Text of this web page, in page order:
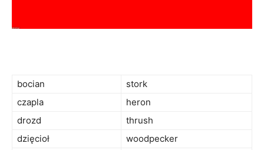
bocian
stork
czapla
heron
drozd
thrush
dzięcioł
woodpecker